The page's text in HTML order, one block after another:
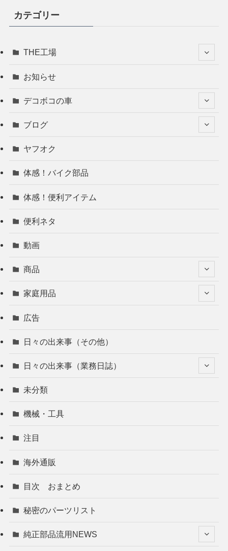
カテゴリー
THE工場
お知らせ
デコボコの車
ブログ
ヤフオク
体感！バイク部品
体感！便利アイテム
便利ネタ
動画
商品
家庭用品
広告
日々の出来事（その他）
日々の出来事（業務日誌）
未分類
機械・工具
注目
海外通販
目次 おまとめ
秘密のパーツリスト
純正部品流用NEWS